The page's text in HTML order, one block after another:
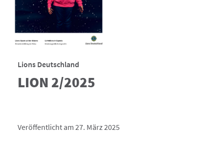
Lions Deutschland
LION 2/2025
Veröffentlicht am 27. März 2025